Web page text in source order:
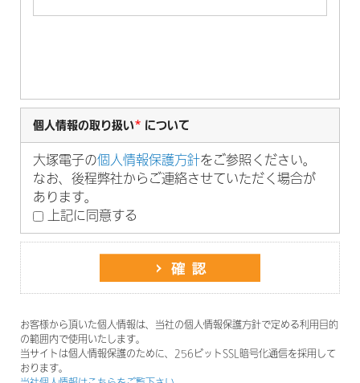
個人情報の取り扱い* について
大塚電子の個人情報保護方針をご参照ください。
なお、後程弊社からご連絡させていただく場合が
あります。
上記に同意する
お客様から頂いた個人情報は、当社の個人情報保護方針で定める利用目的
の範囲内で使用いたします。
当サイトは個人情報保護のために、256ビットSSL暗号化通信を採用して
おります。